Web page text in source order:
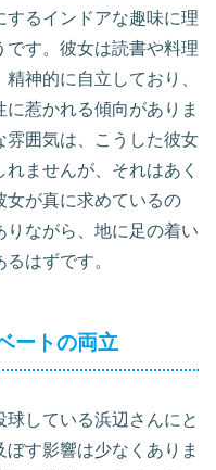
するインドアな趣味に理
す。彼女は読書や料理
神的に自立しており、
惹かれる傾向がありま
雰囲気は、こうした彼女
ませんが、それはあく
女が真に求めているの
りながら、地に足の着い
はずです。
ートの両立
している浜辺さんにと
す影響は少なくありま